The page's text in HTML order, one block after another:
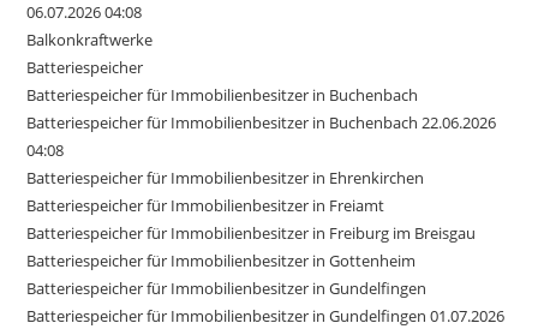
06.07.2026 04:08
Balkonkraftwerke
Batteriespeicher
Batteriespeicher für Immobilienbesitzer in Buchenbach
Batteriespeicher für Immobilienbesitzer in Buchenbach 22.06.2026
04:08
Batteriespeicher für Immobilienbesitzer in Ehrenkirchen
Batteriespeicher für Immobilienbesitzer in Freiamt
Batteriespeicher für Immobilienbesitzer in Freiburg im Breisgau
Batteriespeicher für Immobilienbesitzer in Gottenheim
Batteriespeicher für Immobilienbesitzer in Gundelfingen
Batteriespeicher für Immobilienbesitzer in Gundelfingen 01.07.2026